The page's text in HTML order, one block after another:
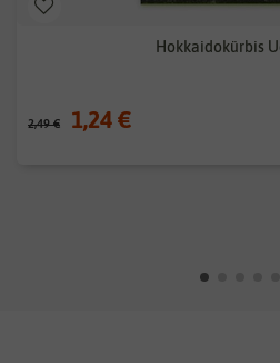
Hokkaidokürbis
2,49 € 1,24 €